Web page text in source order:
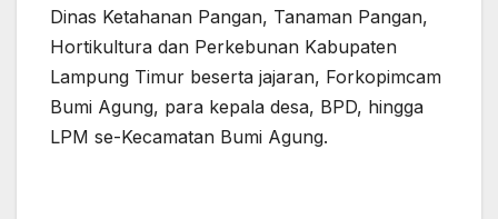
Dinas Ketahanan Pangan, Tanaman Pangan,
Hortikultura dan Perkebunan Kabupaten
Lampung Timur beserta jajaran, Forkopimcam
Bumi Agung, para kepala desa, BPD, hingga
LPM se-Kecamatan Bumi Agung.